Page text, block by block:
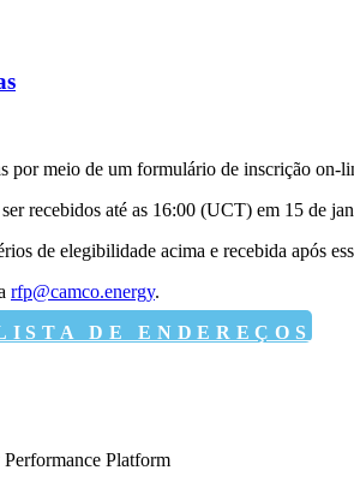
por meio de um formulário de inscrição on-
recebidos até as 16:00 (UCT) em 15 de
de elegibilidade acima e recebida após
rfp@camco.energy.
DE ENDEREÇOS
Platform